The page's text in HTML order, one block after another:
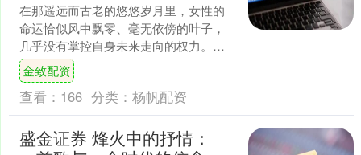
在那遥远而古老的悠悠岁月里，女性的
命运恰似风中飘零、毫无依傍的叶子，
几乎没有掌控自身未来走向的权力。在
当时，“生妻” 一词初始所指为年轻的妻
子，然而，随着岁月长....
金致配资
查看： 166 分类： 杨帆配资
盛金证券 烽火中的抒情：